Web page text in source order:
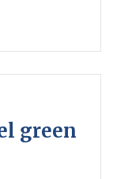
green